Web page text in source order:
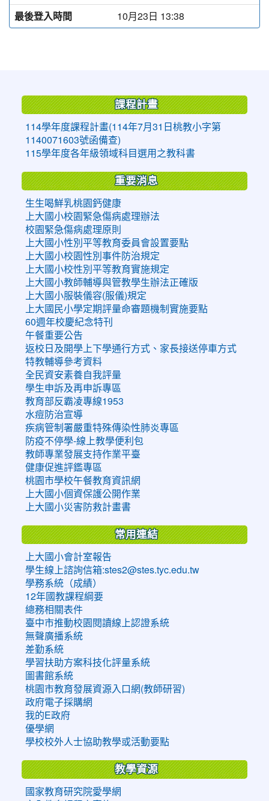
最後登入時間
10月23日 13:38
課程計畫
114學年度課程計畫(114年7月31日桃教小字第
1140071603號函備查)
115學年度各年級領域科目選用之教科書
重要消息
生生喝鮮乳桃園鈣健康
上大國小校園緊急傷病處理辦法
校園緊急傷病處理原則
上大國小性別平等教育委員會設置要點
上大國小校園性別事件防治規定
上大國小校性別平等教育實施規定
上大國小教師輔導與管教學生辦法正確版
上大國小服裝儀容(服儀)規定
上大國民小學定期評量命審題機制實施要點
60週年校慶紀念特刊
午餐重要公告
返校日及開學上下學通行方式、家長接送停車方式
特教輔導參考資料
全民資安素養自我評量
學生申訴及再申訴專區
教育部反霸凌專線1953
水痘防治宣導
疾病管制署嚴重特殊傳染性肺炎專區
防疫不停學-線上教學便利包
教師專業發展支持作業平臺
健康促進評鑑專區
桃園市學校午餐教育資訊網
上大國小個資保護公開作業
上大國小災害防救計畫書
常用連結
上大國小會計室報告
學生線上諮詢信箱:stes2@stes.tyc.edu.tw
學務系統（成績）
12年國教課程綱要
總務相關表件
臺中市推動校園閱讀線上認證系統
無聲廣播系統
差勤系統
學習扶助方案科技化評量系統
圖書館系統
桃園市教育發展資源入口網(教師研習)
政府電子採購網
我的E政府
優學網
學校校外人士協助教學或活動要點
教學資源
國家教育研究院愛學網